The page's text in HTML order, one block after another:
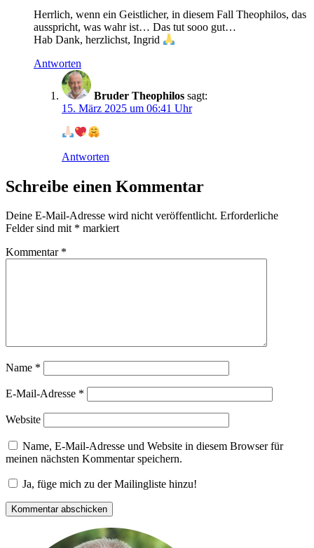
Herrlich, wenn ein Geistlicher, in diesem Fall Theophilos, das
ausspricht, was wahr ist… Das tut sooo gut…
Hab Dank, herzlichst, Ingrid
Antworten
Bruder Theophilos sagt:
15. März 2025 um 06:41 Uhr
Antworten
Schreibe einen Kommentar
Deine E-Mail-Adresse wird nicht veröffentlicht. Erforderliche
Felder sind mit * markiert
Kommentar *
Name *
E-Mail-Adresse *
Website
Name, E-Mail-Adresse und Website in diesem Browser für
meinen nächsten Kommentar speichern.
Ja, füge mich zu der Mailingliste hinzu!